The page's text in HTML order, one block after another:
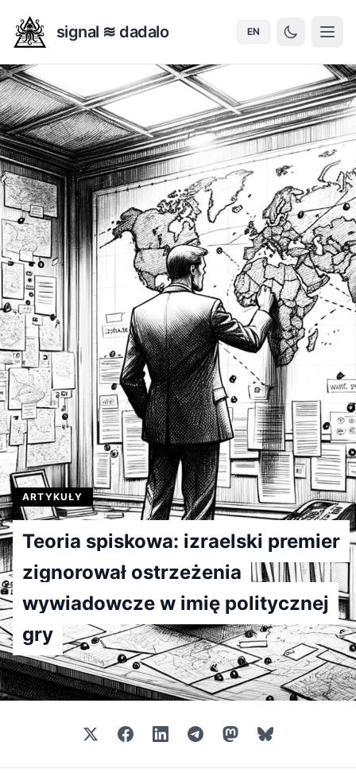
signal ≋ dadalo EN
ARTYKUŁY
Teoria spiskowa: izraelski premier
zignorował ostrzeżenia
wywiadowcze w imię politycznej
gry